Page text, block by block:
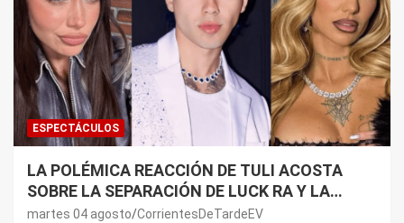
ESPECTÁCULOS
LA POLÉMICA REACCIÓN DE TULI ACOSTA
SOBRE LA SEPARACIÓN DE LUCK RA Y LA
JOAQUI: “¿MI VERDAD?”
martes 04 agosto CorrientesDeTardeEV